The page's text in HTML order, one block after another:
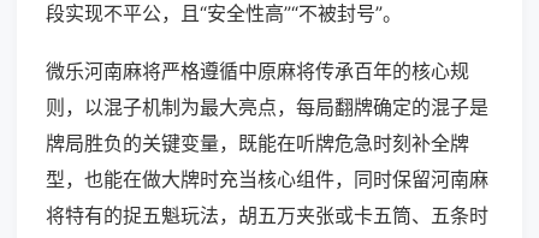
段实现不平公，且“安全性高”“不被封号”。
微乐河南麻将严格遵循中原麻将传承百年的核心规
则，以混子机制为最大亮点，每局翻牌确定的混子是
牌局胜负的关键变量，既能在听牌危急时刻补全牌
型，也能在做大牌时充当核心组件，同时保留河南麻
将特有的捉五魁玩法，胡五万夹张或卡五筒、五条时